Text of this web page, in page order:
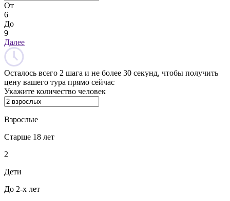
От
6
До
9
Далее
Осталось всего 2 шага и не более 30 секунд, чтобы получить
цену вашего тура прямо сейчас
Укажите количество человек
Взрослые
Старше 18 лет
2
Дети
До 2-х лет